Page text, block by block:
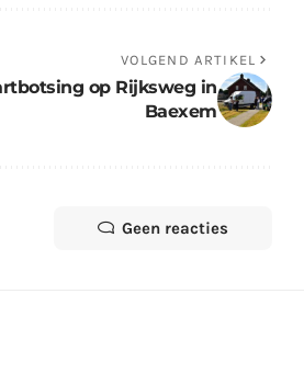
VOLGEND ARTIKEL
op Rijksweg in
Baexem
Geen reacties